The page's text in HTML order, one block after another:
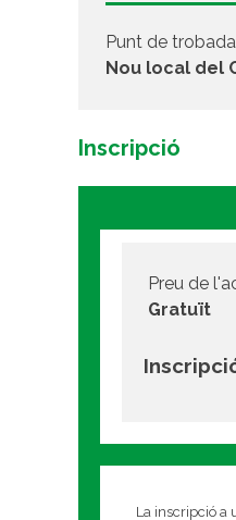
Punt de
Nou local del
Inscripció
Preu de
Gratuït
La inscripció a